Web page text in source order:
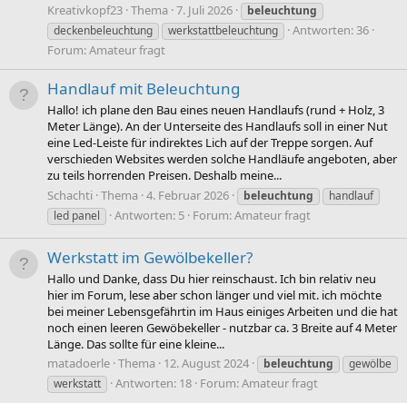
Kreativkopf23 Thema 7. Juli 2026
beleuchtung
deckenbeleuchtung
werkstattbeleuchtung
Antworten: 36
Forum:Amateur fragt
Handlauf mit Beleuchtung
Hallo! ich plane den Bau eines neuen Handlaufs (rund + Holz, 3
Meter Länge). An der Unterseite des Handlaufs soll in einer Nut
eine Led-Leiste für indirektes Lich auf der Treppe sorgen. Auf
verschieden Websites werden solche Handläufe angeboten, aber
zu teils horrenden Preisen. Deshalb meine...
Schachti Thema 4. Februar 2026 beleuchtung
handlauf
led panel
Antworten: 5 Forum:Amateur fragt
Werkstatt im Gewölbekeller?
Hallo und Danke, dass Du hier reinschaust. Ich bin relativ neu
hier im Forum, lese aber schon länger und viel mit. ich möchte
bei meiner Lebensgefährtin im Haus einiges Arbeiten und die hat
noch einen leeren Gewöbekeller - nutzbar ca. 3 Breite auf 4 Meter
Länge. Das sollte für eine kleine...
matadoerle Thema 12. August 2024 beleuchtung
gewölbe
werkstatt
Antworten: 18 Forum:Amateur fragt